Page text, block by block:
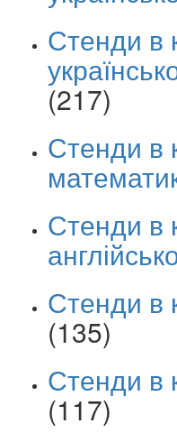
Стенди в
(217)
Стенди в
Стенди в
Стенди в
(135)
Стенди в
(117)